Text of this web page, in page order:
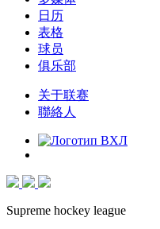
日历
表格
球员
俱乐部
关于联赛
聯絡人
Supreme hockey league